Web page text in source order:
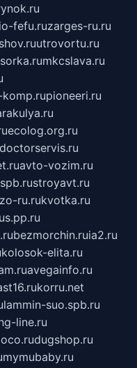
fefu.ruzarges-ru.ru
utrovortu.ru
mkcslava.ru
pioneeri.ru
ecolog.org.ru
avto-vozim.ru
stroyavt.ru
ru.rukvotka.ru
bezmorchin.ruia2.ru
kolosok-elita.ru
avegainfo.ru
korru.net
lammin-suo.spb.ru
line.ru
dugshop.ru
mymubaby.ru